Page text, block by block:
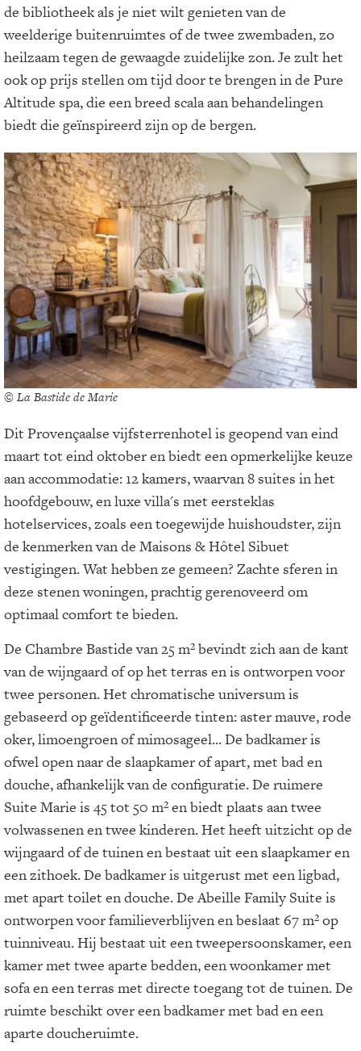
de bibliotheek als je niet wilt genieten van de
weelderige buitenruimtes of de twee zwembaden, zo
heilzaam tegen de gewaagde zuidelijke zon. Je zult het
ook op prijs stellen om tijd door te brengen in de Pure
Altitude spa, die een breed scala aan behandelingen
biedt die geïnspireerd zijn op de bergen.
© La Bastide de Marie
Dit Provençaalse vijfsterrenhotel is geopend van eind
maart tot eind oktober en biedt een opmerkelijke keuze
aan accommodatie: 12 kamers, waarvan 8 suites in het
hoofdgebouw, en luxe villa's met eersteklas
hotelservices, zoals een toegewijde huishoudster, zijn
de kenmerken van de Maisons & Hôtel Sibuet
vestigingen. Wat hebben ze gemeen? Zachte sferen in
deze stenen woningen, prachtig gerenoveerd om
optimaal comfort te bieden.
De Chambre Bastide van 25 m² bevindt zich aan de kant
van de wijngaard of op het terras en is ontworpen voor
twee personen. Het chromatische universum is
gebaseerd op geïdentificeerde tinten: aster mauve, rode
oker, limoengroen of mimosageel... De badkamer is
ofwel open naar de slaapkamer of apart, met bad en
douche, afhankelijk van de configuratie. De ruimere
Suite Marie is 45 tot 50 m² en biedt plaats aan twee
volwassenen en twee kinderen. Het heeft uitzicht op de
wijngaard of de tuinen en bestaat uit een slaapkamer en
een zithoek. De badkamer is uitgerust met een ligbad,
met apart toilet en douche. De Abeille Family Suite is
ontworpen voor familieverblijven en beslaat 67 m² op
tuinniveau. Hij bestaat uit een tweepersoonskamer, een
kamer met twee aparte bedden, een woonkamer met
sofa en een terras met directe toegang tot de tuinen. De
ruimte beschikt over een badkamer met bad en een
aparte doucheruimte.